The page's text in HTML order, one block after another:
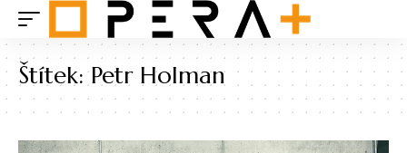
Štítek:Petr Holman